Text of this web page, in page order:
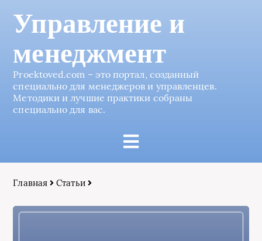
Управление и
менеджмент
Proektoved.com – это портал, созданный
специально для менеджеров и управленцев.
Методики и лучшие практики собраны
специально для вас.
Главная Статьи